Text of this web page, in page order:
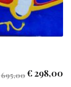
695,00€298,00